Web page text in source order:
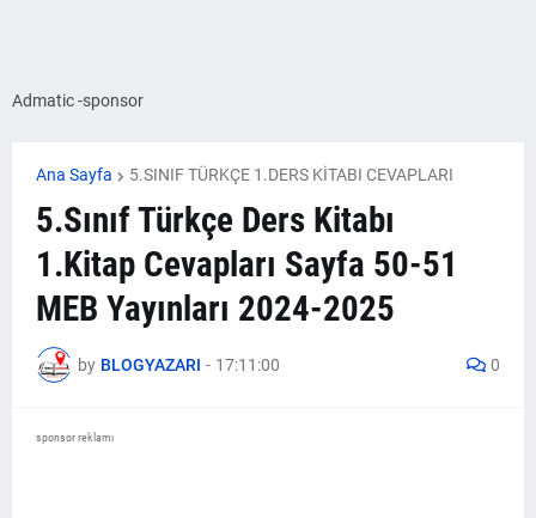
Admatic -sponsor
Ana Sayfa 5.SINIF TÜRKÇE 1.DERS KİTABI CEVAPLARI
5.Sınıf Türkçe Ders Kitabı
1.Kitap Cevapları Sayfa 50-51
MEB Yayınları 2024-2025
by BLOGYAZARI - 17:11:00 0
sponsor reklamı